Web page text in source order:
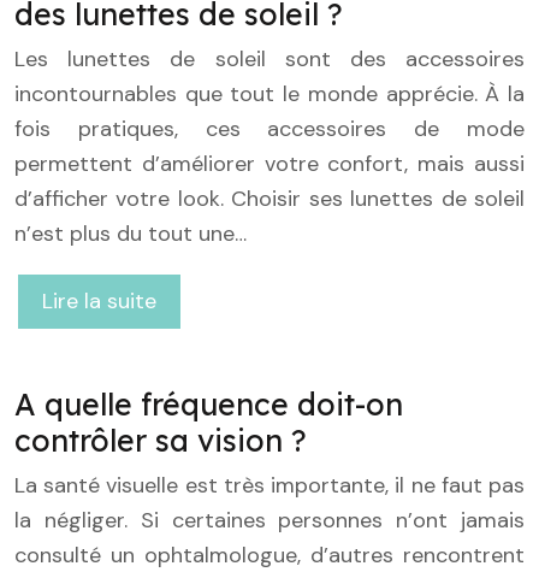
des lunettes de soleil ?
Les lunettes de soleil sont des accessoires
incontournables que tout le monde apprécie. À la
fois pratiques, ces accessoires de mode
permettent d’améliorer votre confort, mais aussi
d’afficher votre look. Choisir ses lunettes de soleil
n’est plus du tout une…
Lire la suite
A quelle fréquence doit-on
contrôler sa vision ?
La santé visuelle est très importante, il ne faut pas
la négliger. Si certaines personnes n’ont jamais
consulté un ophtalmologue, d’autres rencontrent